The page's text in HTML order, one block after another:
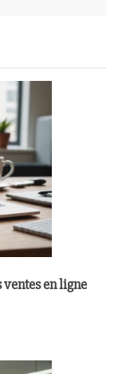
en ligne